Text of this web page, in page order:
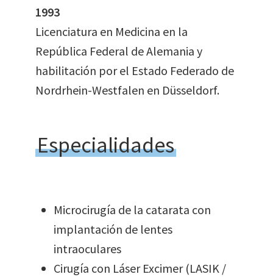
1993
Licenciatura en Medicina en la
República Federal de Alemania y
habilitación por el Estado Federado de
Nordrhein-Westfalen en Düsseldorf.
Especialidades
Microcirugía de la catarata con
implantación de lentes
intraoculares
Cirugía con Láser Excimer (LASIK /